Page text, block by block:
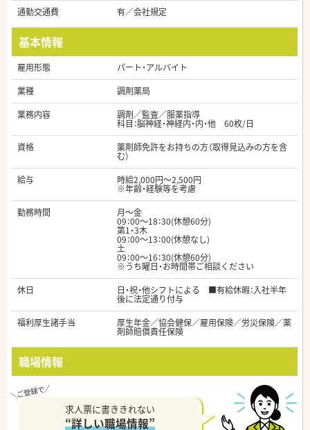
通勤交通費
有／会社規定
基本情報
雇用形態
パート・アルバイト
業種
調剤薬局
業務内容
調剤／監査／服薬指導
科目：脳神経・神経内・内・他 60枚/日
資格
薬剤師免許をお持ちの方（取得見込みの方を含
む）
給与
時給2,000円～2,500円
※年齢・経験等を考慮
勤務時間
月～金
09：00～18：30(休憩60分)
第1・3木
09：00～13：00(休憩なし)
土
09：00～16：30(休憩60分)
※うち曜日・お時間帯ご相談ください
休日
日・祝・他シフトによる ■有給休暇：入社半年
後に法定通り付与
福利厚生諸手当
厚生年金／協会健保／雇用保険／労災保険／薬
剤師賠償責任保険
職場情報
求人票に書ききれない
“詳しい職場情報”